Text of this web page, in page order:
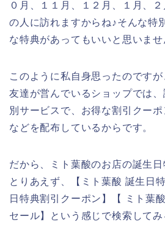
０月、１１月、１２月、１月、
の人に訪れますからね♪そんな特
な特典があってもいいと思いませ
このように私自身思ったのです
友達が営んでいるショップでは
別サービスで、お得な割引クー
などを配布しているからです。
だから、ミト葉酸のお店の誕生日
とりあえず、【ミト葉酸 誕生日
日特典割引クーポン】【 ミト葉
セール】という感じで検索してみ